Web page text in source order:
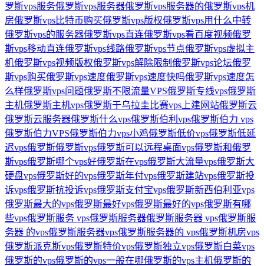
罗斯vps服务俄罗斯vps服务器俄罗斯vps服务器的俄罗斯vps机
房俄罗斯vps比特币购买俄罗斯vps版权俄罗斯vps用什么中转
俄罗斯vps的服务器俄罗斯vps直连俄罗斯vps看百度视频俄罗
斯vps移动直连俄罗斯vps线路俄罗斯vps节点俄罗斯vps虚拟主
机俄罗斯vps视频版权俄罗斯vps解除限制 俄罗斯vps论坛俄罗
斯vps购买俄罗斯vps速度俄罗斯vps速度快吗俄罗斯vps速度怎
么样俄罗斯vps问题俄罗斯不限流量VPS俄罗斯专线vps俄罗斯
主机俄罗斯主机vps俄罗斯于乌拉圭比赛vps上建网站俄罗斯云
俄罗斯云服务器俄罗斯什么vps俄罗斯伯利vps俄罗斯伯力 vps
俄罗斯伯力VPS俄罗斯伯力vps小鸡俄罗斯低价vps俄罗斯低延
迟vps俄罗斯俄罗斯vps俄罗斯可以远程桌面vps俄罗斯和俄罗
斯vps俄罗斯哪个vps好俄罗斯在vps俄罗斯大流量vps俄罗斯大
硬盘vps俄罗斯好的vps俄罗斯年付vps俄罗斯建站vps俄罗斯投
诉vps俄罗斯抗投诉vps俄罗斯支付宝vps俄罗斯新西伯利亚vps
俄罗斯最大的vps俄罗斯最好vps俄罗斯最好的vps俄罗斯有哪
些vps俄罗斯服务 vps俄罗斯服务器俄罗斯服务器 vps俄罗斯服
务器 的vps俄罗斯服务器vps俄罗斯服务器的 vps俄罗斯机房vps
俄罗斯派克斯vps俄罗斯特价vps俄罗斯独立vps俄罗斯白菜vps
俄罗斯的vps俄罗斯的vps一般在哪俄罗斯的vps主机俄罗斯的